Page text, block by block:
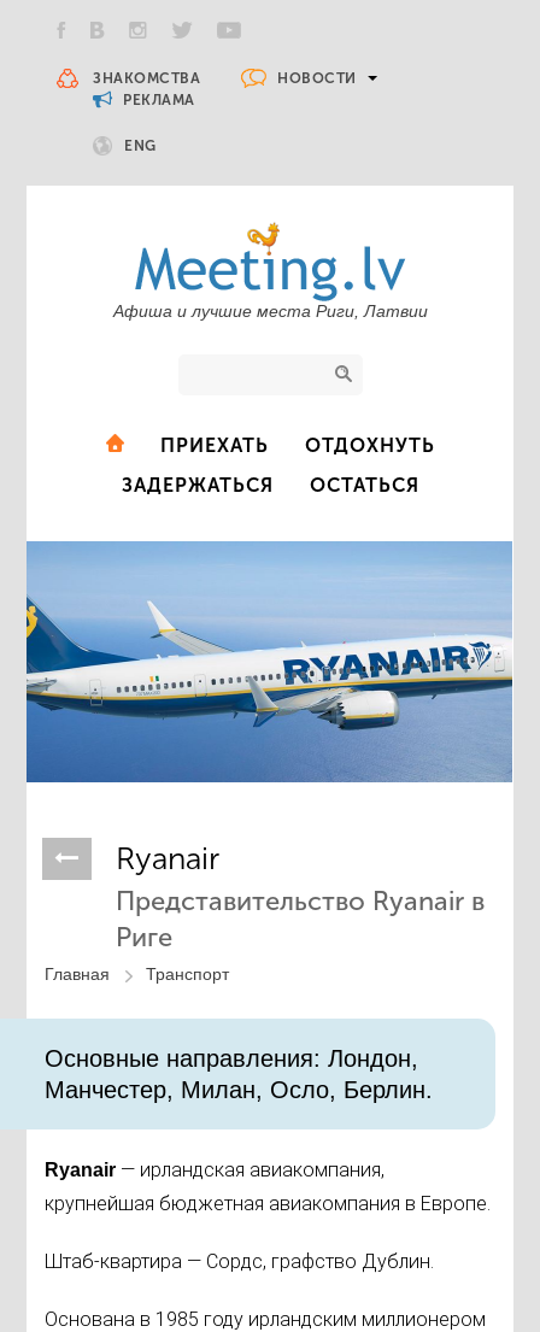
ЗНАКОМСТВА
НОВОСТИ
РЕКЛАМА
ENG
Афиша и лучшие места Риги, Латвии
ПРИЕХАТЬ
ОТДОХНУТЬ
ЗАДЕРЖАТЬСЯ
ОСТАТЬСЯ
Ryanair
Представительство Ryanair в
Риге
Главная Транспорт
Основные направления: Лондон,
Манчестер, Милан, Осло, Берлин.
Ryanair — ирландская авиакомпания,
крупнейшая бюджетная авиакомпания в Европе.
Штаб-квартира — Сордс, графство Дублин.
Основана в 1985 году ирландским миллионером